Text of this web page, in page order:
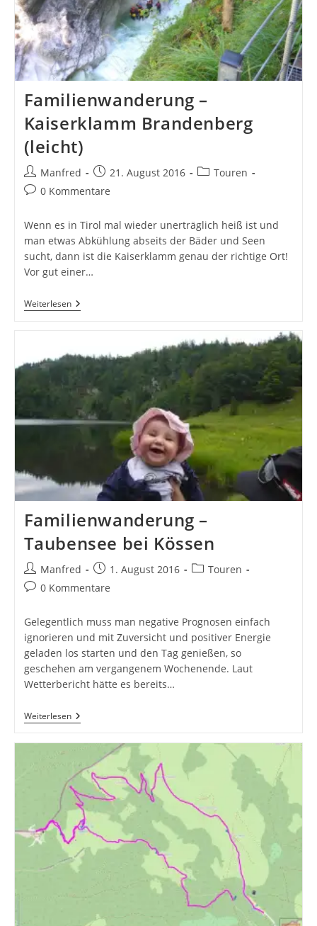
Familienwanderung –
Kaiserklamm Brandenberg
(leicht)
Beitrags-
Autor:
Manfred
Beitrag
veröffentlicht:
21. August 2016
Beitrags-
Touren
Beitrags-
0 Kommentare
Wenn es in Tirol mal wieder unerträglich heiß ist und
man etwas Abkühlung abseits der Bäder und Seen
sucht, dann ist die Kaiserklamm genau der richtige Ort!
Vor gut einer…
WeiterlesenFamilienwanderung
–
Familienwanderung –
Taubensee bei Kössen
Beitrags-
Autor:
Manfred
Beitrag
veröffentlicht:
1. August 2016
Beitrags-
Touren
Beitrags-
0 Kommentare
Gelegentlich muss man negative Prognosen einfach
ignorieren und mit Zuversicht und positiver Energie
geladen los starten und den Tag genießen, so
geschehen am vergangenem Wochenende. Laut
Wetterbericht hätte es bereits…
WeiterlesenFamilienwanderung
–
Kössen